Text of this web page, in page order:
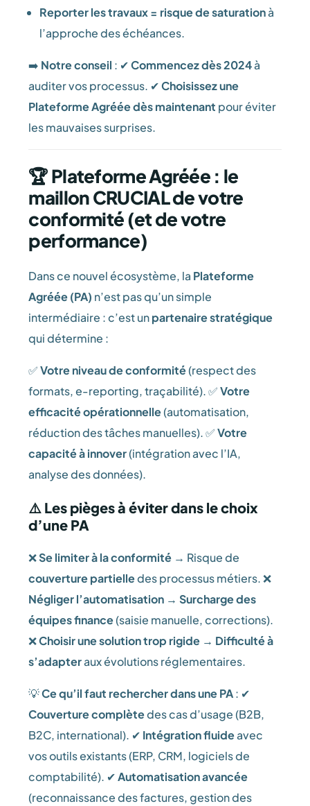
Reporter les travaux = risque de saturationà
l’approche des échéances.
➡️ Notre conseil : ✔Commencez dès 2024à
auditer vos processus. ✔Choisissez une
Plateforme Agréée dès maintenant pour éviter
les mauvaises surprises.
🏆 Plateforme Agréée : le
maillon CRUCIAL de votre
conformité (et de votre
performance)
Dans ce nouvel écosystème, la Plateforme
Agréée (PA) n’est pas qu’un simple
intermédiaire : c’est unpartenaire stratégique
qui détermine :
✅Votre niveau de conformité(respect des
formats, e-reporting, traçabilité). ✅Votre
efficacité opérationnelle(automatisation,
réduction des tâches manuelles). ✅Votre
capacité à innover(intégration avec l’IA,
analyse des données).
⚠️ Les pièges à éviter dans le choix
d’une PA
❌Se limiter à la conformité → Risque de
couverture partielledes processus métiers. ❌
Négliger l’automatisation →Surcharge des
équipes finance(saisie manuelle, corrections).
❌Choisir une solution trop rigide → Difficulté à
s’adapteraux évolutions réglementaires.
💡Ce qu’il faut rechercher dans une PA: ✔
Couverture complètedes cas d’usage (B2B,
B2C, international). ✔ Intégration fluideavec
vos outils existants (ERP, CRM, logiciels de
comptabilité). ✔Automatisation avancée
(reconnaissance des factures, gestion des